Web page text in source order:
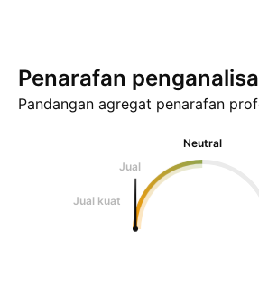
Penarafan penganalisa
Pandangan agregat penarafan
Neutral
Jual
Jual kuat